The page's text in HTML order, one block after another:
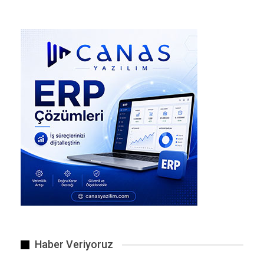
Trump’ın İskoçya Ziyareti Yüzlerce Kişi Tarafından…
Hiç kimse için para basılmıyor.
Haber Veriyoruz